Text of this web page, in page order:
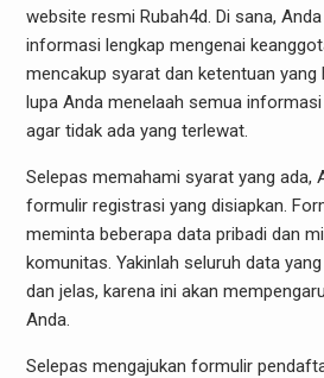
website resmi Rubah4d. Di sana,
informasi lengkap mengenai
mencakup syarat dan ketentuan yang
lupa Anda menelaah semua
agar tidak ada yang terlewat.
Selepas memahami syarat yang ada,
formulir registrasi yang disiapkan.
meminta beberapa data pribadi dan
komunitas. Yakinlah seluruh data
dan jelas, karena ini akan
Anda.
Selepas mengajukan formulir